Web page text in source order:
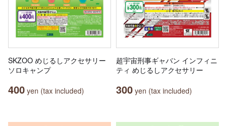
SKZOO めじるしアクセサリー
ソロキャンプ
400 yen (tax included)
超宇宙刑事ギャバン インフィニ
ティ めじるしアクセサリー
300 yen (tax included)